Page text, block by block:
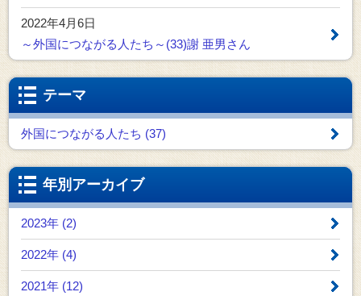
2022年4月6日
～外国につながる人たち～(33)謝 亜男さん
テーマ
外国につながる人たち (37)
年別アーカイブ
2023年 (2)
2022年 (4)
2021年 (12)